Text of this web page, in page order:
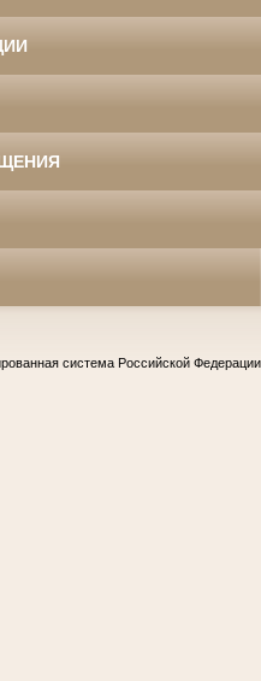
система Российской